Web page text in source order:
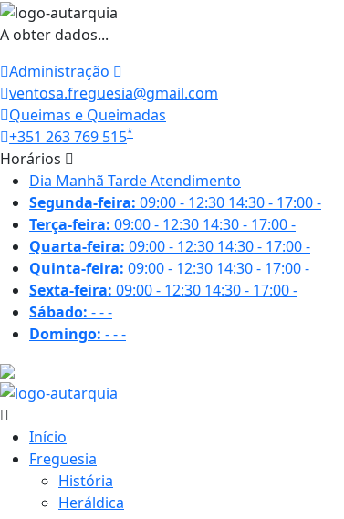
A obter dados...
Administração
ventosa.freguesia@gmail.com
Queimas e Queimadas
+351 263 769 515*
Horários
Dia Manhã TardeAtendimento
Segunda-feira: 09:00 - 12:30 14:30 - 17:00-
Terça-feira: 09:00 - 12:30 14:30 - 17:00-
Quarta-feira: 09:00 - 12:30 14:30 - 17:00-
Quinta-feira: 09:00 - 12:30 14:30 - 17:00-
Sexta-feira: 09:00 - 12:30 14:30 - 17:00-
Sábado: ---
Domingo: ---
Início
Freguesia
História
Heráldica